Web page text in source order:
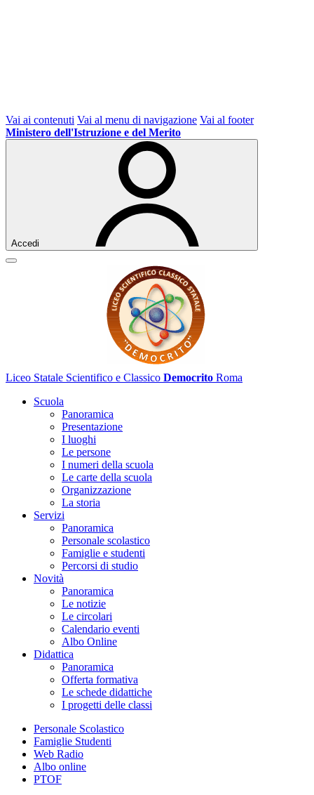
Vai ai contenuti Vai al menu di navigazione Vai al footer
Ministero dell'Istruzione e del Merito
Accedi
Liceo Statale Scientifico e Classico Democrito Roma
Scuola
Panoramica
Presentazione
I luoghi
Le persone
I numeri della scuola
Le carte della scuola
Organizzazione
La storia
Servizi
Panoramica
Personale scolastico
Famiglie e studenti
Percorsi di studio
Novità
Panoramica
Le notizie
Le circolari
Calendario eventi
Albo Online
Didattica
Panoramica
Offerta formativa
Le schede didattiche
I progetti delle classi
Personale Scolastico
Famiglie Studenti
Web Radio
Albo online
PTOF